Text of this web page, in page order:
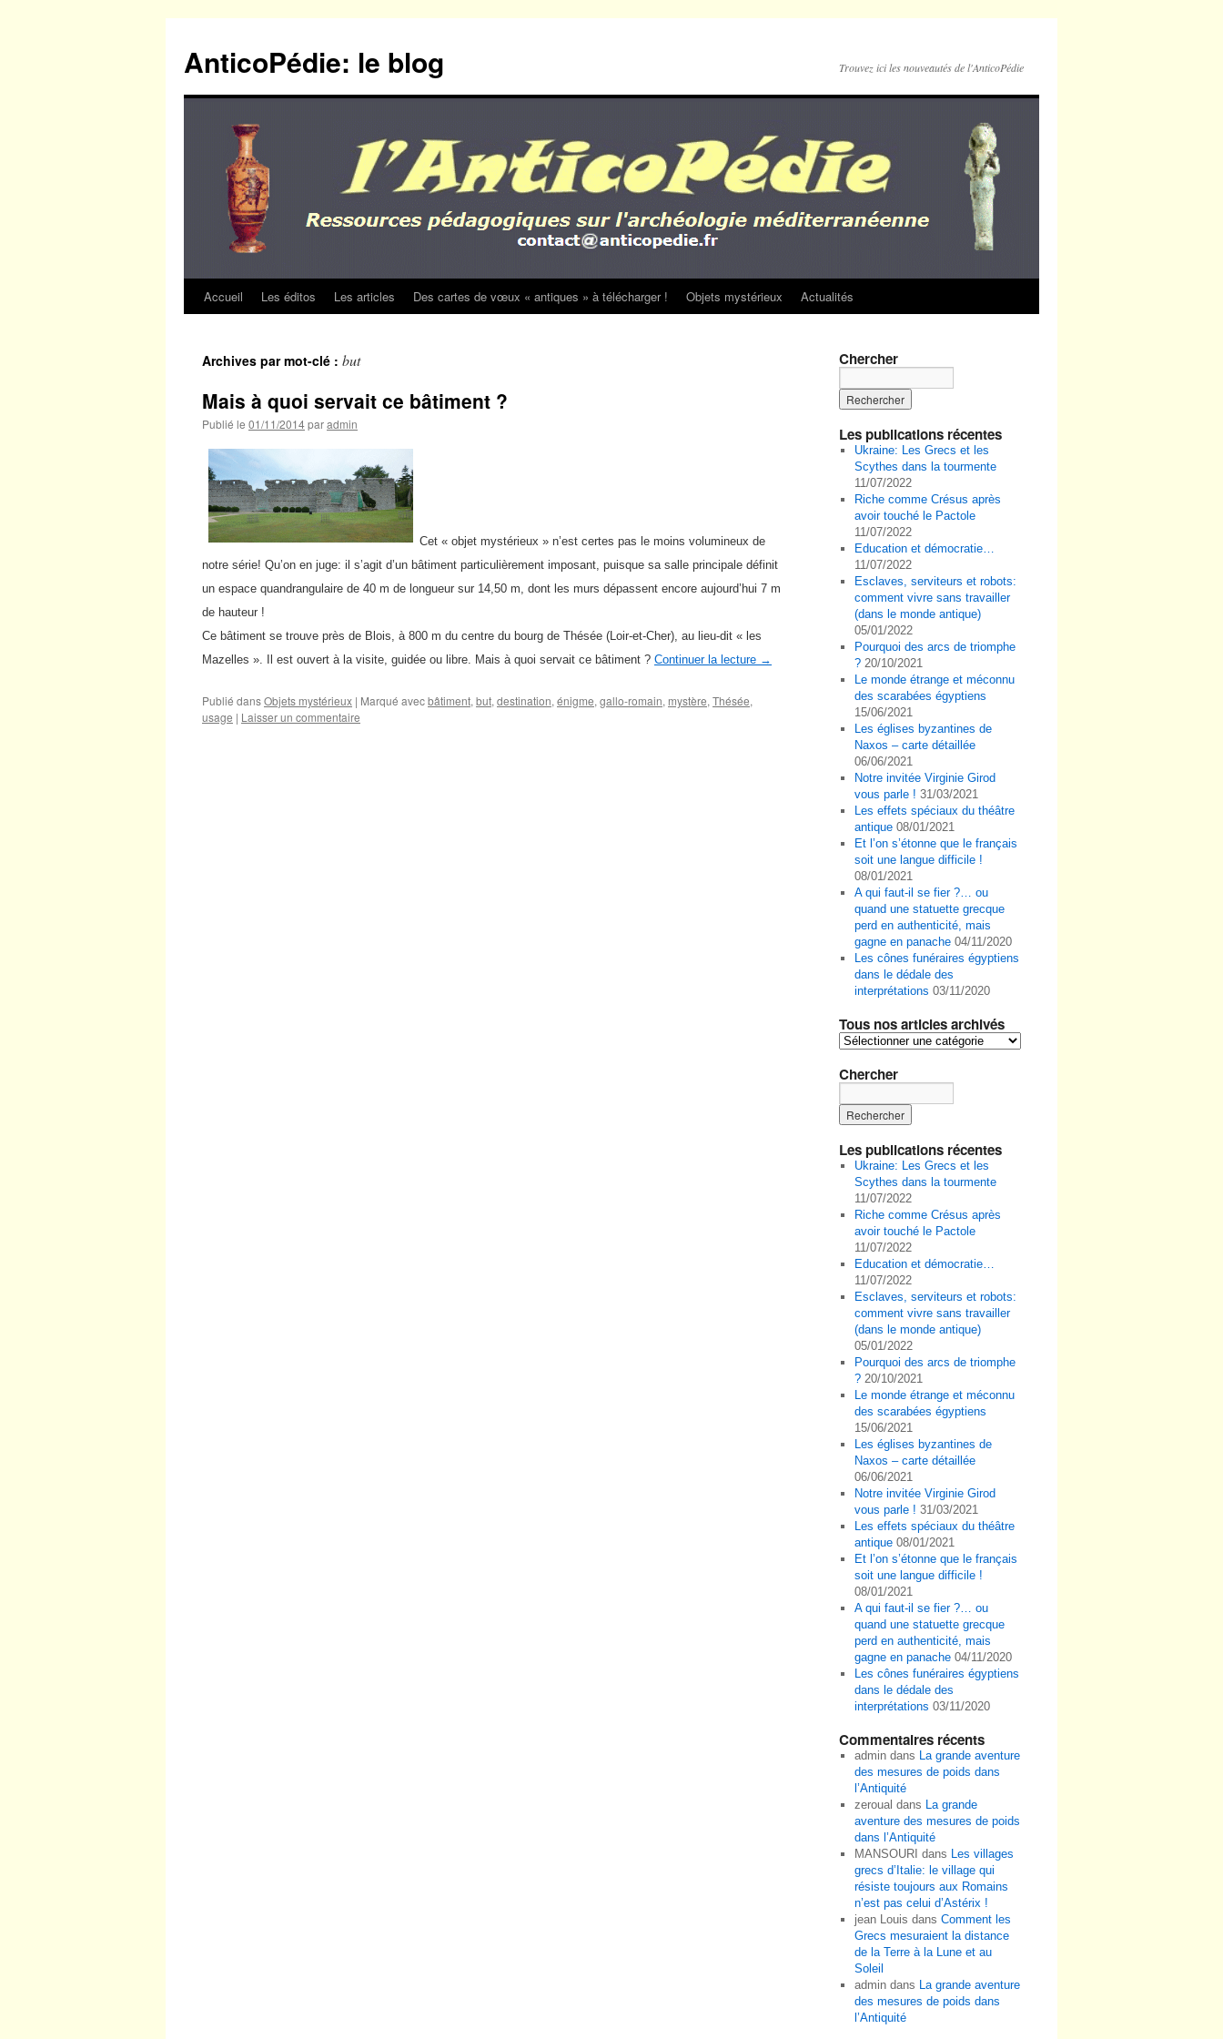
contenu
AnticoPédie: le blog Trouvez ici les nouveautés de l'AnticoPédie
Accueil Les éditos Les articles Des cartes de vœux « antiques » à télécharger ! Objets mystérieux Actualités
Archives par mot-clé : but
Mais à quoi servait ce bâtiment ?
Publié le 01/11/2014paradmin
Cet « objet mystérieux » n’est certes pas le moins volumineux de
notre série! Qu’on en juge: il s’agit d’un bâtiment particulièrement imposant, puisque sa salle principale définit
un espace quandrangulaire de 40 m de longueur sur 14,50 m, dont les murs dépassent encore aujourd’hui 7 m
de hauteur !
Ce bâtiment se trouve près de Blois, à 800 m du centre du bourg de Thésée (Loir-et-Cher), au lieu-dit « les
Mazelles ». Il est ouvert à la visite, guidée ou libre. Mais à quoi servait ce bâtiment ? Continuer la lecture →
Publié dansObjets mystérieux | Marqué avecbâtiment, but, destination, énigme, gallo-romain, mystère, Thésée,
usage | Laisser un commentaire
Chercher
Les publications récentes
Ukraine: Les Grecs et les
Scythes dans la tourmente
11/07/2022
Riche comme Crésus après
avoir touché le Pactole
11/07/2022
Education et démocratie…
11/07/2022
Esclaves, serviteurs et robots:
comment vivre sans travailler
(dans le monde antique)
05/01/2022
Pourquoi des arcs de triomphe
? 20/10/2021
Le monde étrange et méconnu
des scarabées égyptiens
15/06/2021
Les églises byzantines de
Naxos – carte détaillée
06/06/2021
Notre invitée Virginie Girod
vous parle ! 31/03/2021
Les effets spéciaux du théâtre
antique 08/01/2021
Et l’on s’étonne que le français
soit une langue difficile !
08/01/2021
A qui faut-il se fier ?… ou
quand une statuette grecque
perd en authenticité, mais
gagne en panache 04/11/2020
Les cônes funéraires égyptiens
dans le dédale des
interprétations 03/11/2020
Tous nos articles archivés
Tous
articles
Chercher
Les publications récentes
Ukraine: Les Grecs et les
Scythes dans la tourmente
11/07/2022
Riche comme Crésus après
avoir touché le Pactole
11/07/2022
Education et démocratie…
11/07/2022
Esclaves, serviteurs et robots:
comment vivre sans travailler
(dans le monde antique)
05/01/2022
Pourquoi des arcs de triomphe
? 20/10/2021
Le monde étrange et méconnu
des scarabées égyptiens
15/06/2021
Les églises byzantines de
Naxos – carte détaillée
06/06/2021
Notre invitée Virginie Girod
vous parle ! 31/03/2021
Les effets spéciaux du théâtre
antique 08/01/2021
Et l’on s’étonne que le français
soit une langue difficile !
08/01/2021
A qui faut-il se fier ?… ou
quand une statuette grecque
perd en authenticité, mais
gagne en panache 04/11/2020
Les cônes funéraires égyptiens
dans le dédale des
interprétations 03/11/2020
Commentaires récents
admindans La grande aventure
des mesures de poids dans
l’Antiquité
zeroual dans La grande
aventure des mesures de poids
dans l’Antiquité
MANSOURI dans Les villages
grecs d’Italie: le village qui
résiste toujours aux Romains
n’est pas celui d’Astérix !
jean Louis dans Comment les
Grecs mesuraient la distance
de la Terre à la Lune et au
Soleil
admindans La grande aventure
des mesures de poids dans
l’Antiquité